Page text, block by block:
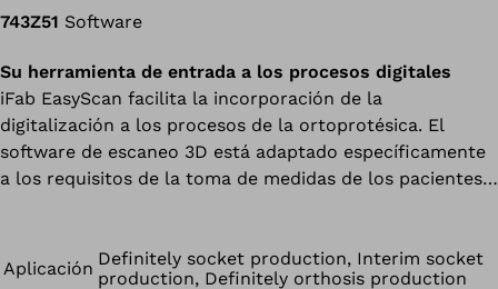
743Z51 Software
Su herramienta de entrada a los procesos digitales
iFab EasyScan facilita la incorporación de la
digitalización a los procesos de la ortoprotésica. El
software de escaneo 3D está adaptado específicamente
a los requisitos de la toma de medidas de los pacientes.
real de las medidas de los pacientes y una visualización
Aplicación Definitely socket production, Interim socket
production, Definitely orthosis production